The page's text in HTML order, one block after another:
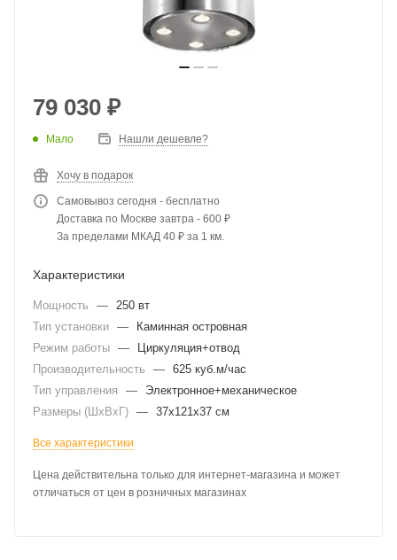
79 030 ₽
Мало Нашли дешевле?
Хочу в подарок
Самовывоз сегодня - бесплатно
Доставка по Москве завтра - 600 ₽
За пределами МКАД 40 ₽ за 1 км.
Характеристики
Мощность — 250 вт
Тип установки —
Каминная островная
Режим работы —
Циркуляция+отвод
Производительность
— 625 куб.м/час
Тип управления
—
Электронное+механическое
Размеры (ШхВхГ) — 37x121x37 см
Все характеристики
Цена действительна только для интернет-магазина и может
отличаться от цен в розничных магазинах